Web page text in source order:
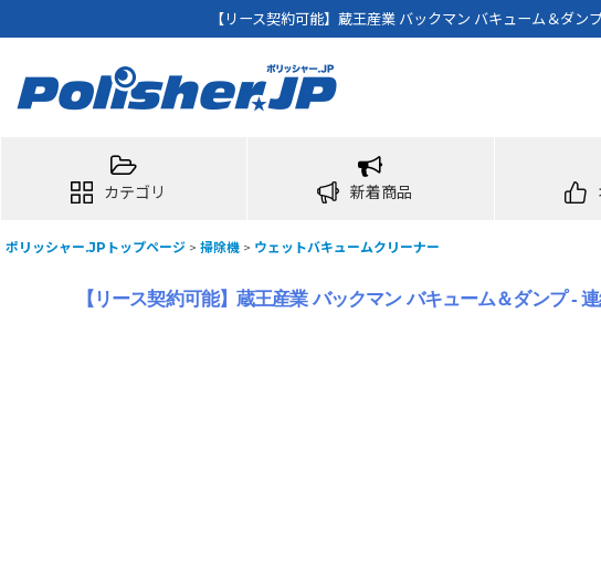
【リース契約可能】蔵王産業 バックマン バキューム＆ダ
カテゴリ 新着商品
ポリッシャー.JPトップページ > 掃除機 > ウェットバキュームクリーナー
【リース契約可能】蔵王産業 バックマン バキューム＆ダンプ -